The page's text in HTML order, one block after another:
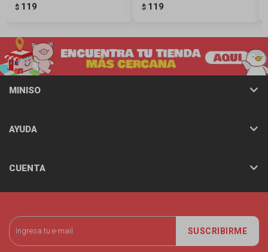
$ 119 $ 119
SUSCRIBIRME
MINISO
AYUDA
CUENTA